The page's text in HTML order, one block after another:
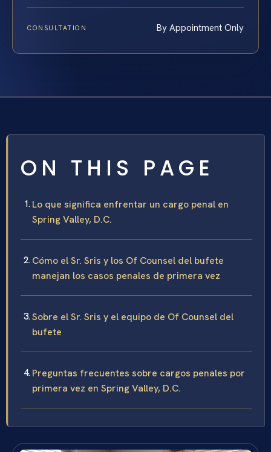
CONSULTATION By Appointment Only
ON THIS PAGE
Lo que significa enfrentar un cargo penal en
Spring Valley, D.C.
Cómo el Sr. Sris y los Of Counsel del bufete
manejan los casos penales de primera vez
Sobre el Sr. Sris y el equipo de Of Counsel del
bufete
Preguntas frecuentes sobre cargos penales por
primera vez en Spring Valley, D.C.